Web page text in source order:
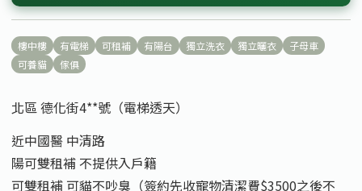
樓中樓 有電梯 可租補 有陽台 獨立洗衣 獨立曬衣
子母車
可養貓
傢俱
北區 德化街4**號（電梯透天）
近中國醫 中清路
陽可雙租補 不提供入戶籍
可雙租補 可貓不吵臭（簽約先收寵物清潔費$3500之後不